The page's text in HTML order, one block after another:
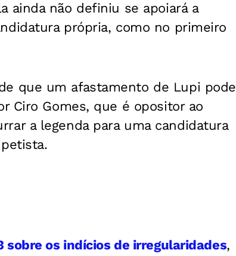
ainda não definiu se apoiará a
própria, como no primeiro
que um afastamento de Lupi pode
Ciro Gomes, que é opositor ao
a legenda para uma candidatura
sobre os indícios de irregularidades,